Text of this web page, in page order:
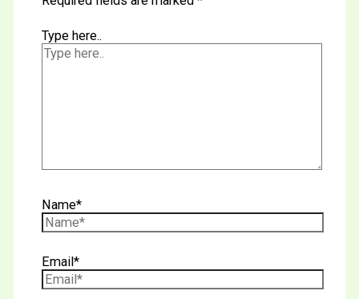
Type here..
Name*
Email*